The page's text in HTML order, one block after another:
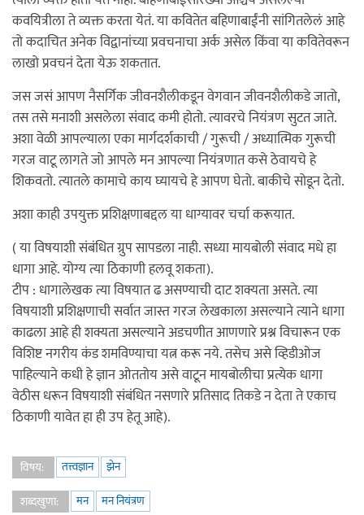
कवयित्रीला ते व्यक्त करता येतं. या कवितेत बहिणाबाईंनी सांगितलेलं आहे
तो कदाचित अनेक विद्वानांच्या प्रवचनाचा अर्क असेल किंवा या कवितेवरून
लाखो प्रवचनं देता येऊ शकतात.
जस जसं आपण नैसर्गिक जीवनशैलीकडून वेगवान जीवनशैलीकडे जातो,
तस तसे मनाशी असलेला संवाद कमी होतो. त्यावरचे नियंत्रण सुटत जाते.
अशा वेळी आपल्याला एका मार्गदर्शकाची / गुरूची / अध्यात्मिक गुरूची
गरज वाटू लागते जो आपले मन आपल्या नियंत्रणात कसे ठेवायचे हे
शिकवतो. त्यातले कामाचे काय घ्यायचे हे आपण घेतो. बाकीचे सोडून देतो.
अशा काही उपयुक्त प्रशिक्षणाबद्दल या धाग्यावर चर्चा करूयात.
( या विषयाशी संबंधित ग्रुप सापडला नाही. सध्या मायबोली संवाद मधे हा
धागा आहे. योग्य त्या ठिकाणी हलवू शकता).
टीप : धागालेखक त्या विषयात ढ असण्याची दाट शक्यता असते. त्या
विषयाशी प्रशिक्षणाची सर्वात जास्त गरज लेखकाला असल्याने त्याने धागा
काढला आहे ही शक्यता असल्याने अडचणीत आणणारे प्रश्न विचारून एक
विशिष्ट नगरीय कंड शमविण्याचा यत्न करू नये. तसेच असे व्हिडीओज
पाहिल्याने कधी हे ज्ञान ओततोय असे वाटून मायबोलीचा प्रत्येक धागा
वेठीस धरून विषयाशी संबंधित नसणारे प्रतिसाद तिकडे न देता ते एकाच
ठिकाणी यावेत हा ही उप हेतू आहे).
विषय: तत्त्वज्ञान
झेन
शब्दखुणा:
मन मन नियंत्रण